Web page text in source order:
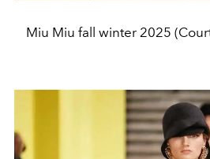
Miu Miu fall winter 2025